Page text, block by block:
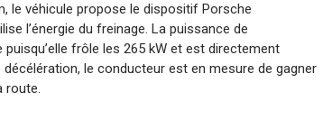
le véhicule propose le dispositif Porsche
l’énergie du freinage. La puissance de
frôle les 265 kW et est directement
le conducteur est en mesure de gagner
route.